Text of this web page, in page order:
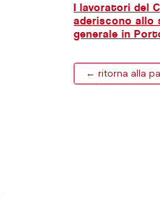
I lavoratori del
aderiscono allo
generale in
← ritorna alla